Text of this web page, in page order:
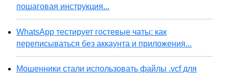
пошаговая инструкция...
WhatsApp тестирует гостевые чаты: как
переписываться без аккаунта и приложения...
Мошенники стали использовать файлы .vcf для